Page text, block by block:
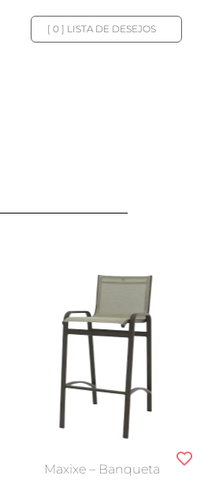
[ 0] LISTA DE DESEJOS
Maxixe – Banqueta